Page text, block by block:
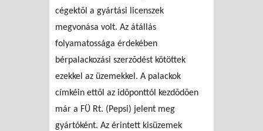
cégektõl a gyártási licenszek
megvonása volt. Az átállás
folyamatossága érdekében
bérpalackozási szerzõdést kötöttek
ezekkel az üzemekkel. A palackok
címkéin ettõl az idõponttól kezdõdõen
már a FÜ Rt. (Pepsi) jelent meg
gyártóként. Az érintett kisüzemek